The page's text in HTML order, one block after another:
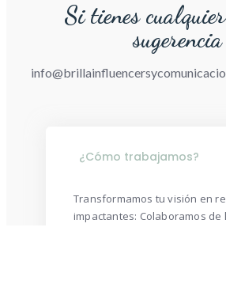
Si tienes
sugerencia
¿Cómo trabajamos?
Transformamos tu visión en
impactantes: Colaboramos de